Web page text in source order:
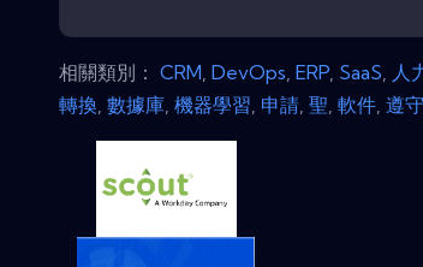
相關類別：CRM,DevOps,ERP, SaaS, 人
轉換,數據庫,機器學習, 申請,聖,軟件,遵守